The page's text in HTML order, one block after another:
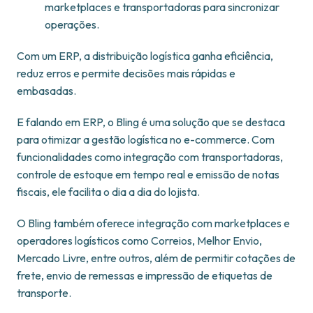
marketplaces e transportadoras para sincronizar
operações.
Com um ERP, a distribuição logística ganha eficiência,
reduz erros e permite decisões mais rápidas e
embasadas.
E falando em ERP, o Bling é uma solução que se destaca
para otimizar a gestão logística no e-commerce. Com
funcionalidades como integração com transportadoras,
controle de estoque em tempo real e emissão de notas
fiscais, ele facilita o dia a dia do lojista.
O Bling também oferece integração com marketplaces e
operadores logísticos como Correios, Melhor Envio,
Mercado Livre, entre outros, além de permitir cotações de
frete, envio de remessas e impressão de etiquetas de
transporte.